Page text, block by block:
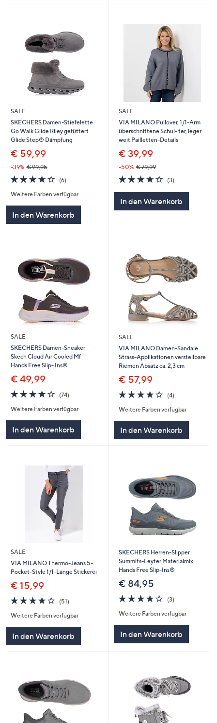
SALE
SKECHERS Damen-Stiefelette
Go Walk Glide Riley gefüttert
Glide Step® Dämpfung
€ 59,99
-39% € 99,95
4.0
von
5
(6)
Weitere Farben verfügbar
In den Warenkorb
SALE
VIA MILANO Pullover, 1/1-Arm
überschnittene Schul- ter, leger
weit Pailletten-Details
€ 39,99
-50% € 79,99
4.0
von
(3)3
In den Warenkorb
SALE
SKECHERS Damen-Sneaker
Skech Cloud Air Cooled Mf
Hands Free Slip- Ins®
€ 49,99
3.9
von
5
(74)
Weitere Farben verfügbar
In den Warenkorb
SALE
VIA MILANO Damen-Sandale
Strass-Applikationen verstellbare
Riemen Absatz ca. 2,3 cm
€ 57,99
3.8
von
5
(4)
Weitere Farben verfügbar
In den Warenkorb
SALE
VIA MILANO Thermo-Jeans 5-
Pocket-Style 1/1-Länge Stickerei
€ 15,99
3.7
von
5
(51)
Weitere Farben verfügbar
In den Warenkorb
SKECHERS Herren-Slipper
Summits-Leyter Materialmix
Hands Free Slip-Ins®
€ 84,95
3.7
von
5
(3)
Weitere Farben verfügbar
In den Warenkorb